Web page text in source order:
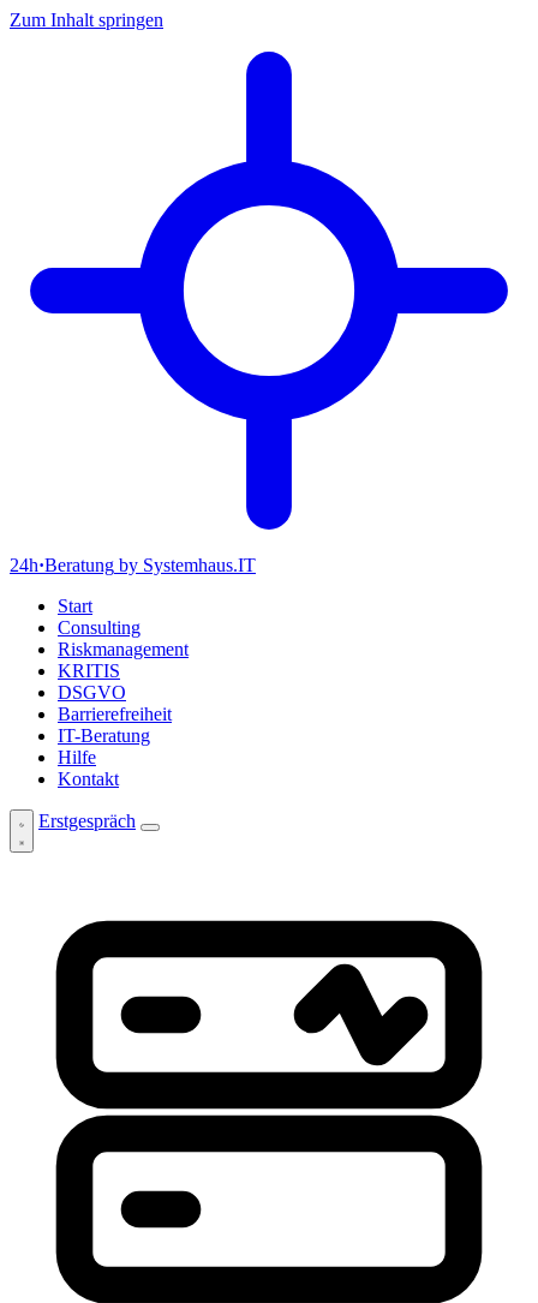
Zum Inhalt springen
24h·Beratung by Systemhaus.IT
Start
Consulting
Riskmanagement
KRITIS
DSGVO
Barrierefreiheit
IT-Beratung
Hilfe
Kontakt
Erstgespräch